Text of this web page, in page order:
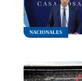
NACIONALES